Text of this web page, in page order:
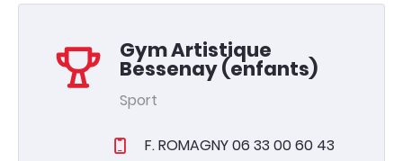
Gym Artistique
Bessenay (enfants)
Sport
F. ROMAGNY 06 33 00 60 43